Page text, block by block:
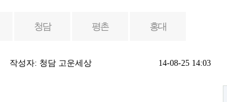
청담 평촌 홍대
작성자: 청담 고운세상 14-08-25 14:03